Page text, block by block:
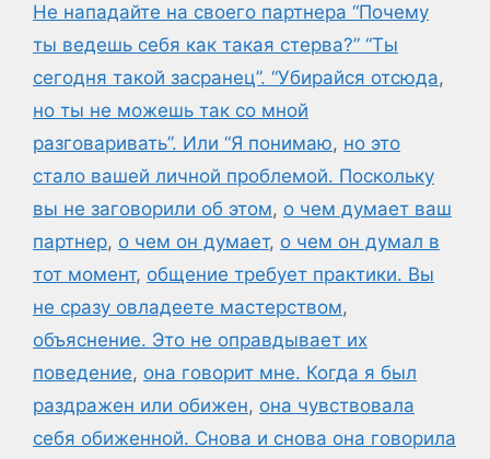
Не нападайте на своего партнера “Почему
ты ведешь себя как такая стерва?” “Ты
сегодня такой засранец”. “Убирайся отсюда,
но ты не можешь так со мной
разговаривать”. Или “Я понимаю, но это
стало вашей личной проблемой. Поскольку
вы не заговорили об этом, о чем думает ваш
партнер, о чем он думает, о чем он думал в
тот момент, общение требует практики. Вы
не сразу овладеете мастерством,
объяснение. Это не оправдывает их
поведение, она говорит мне. Когда я был
раздражен или обижен, она чувствовала
себя обиженной. Снова и снова она говорила